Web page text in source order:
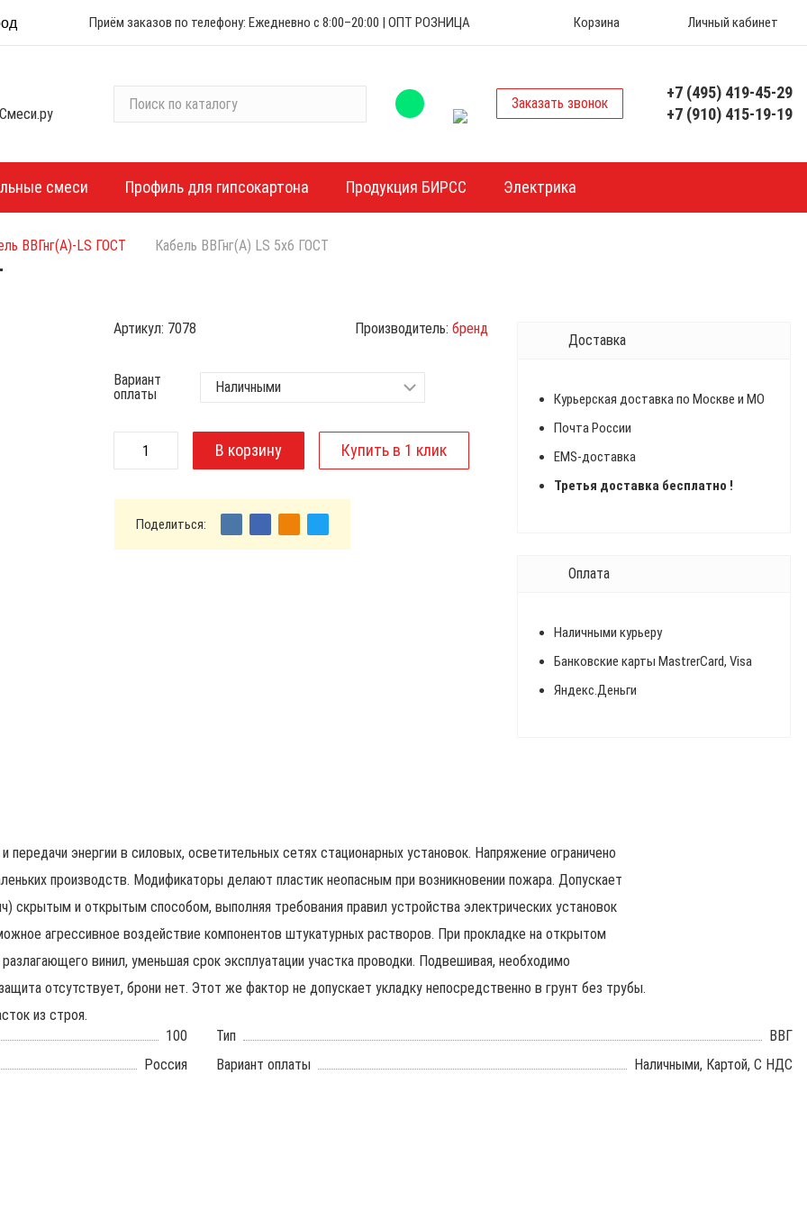
Приём заказов по телефону: Ежедневно с 8:00–20:00 | ОПТ РОЗНИЦА Корзина Личный кабинет
с
к
л
г
у
Заказать звонок
+7 (495) 419-45-29
+7 (910) 415-19-19
смеси Профиль для гипсокартона Продукция БИРСС Электрика
ВВГнг(А)-LS ГОСТ Кабель ВВГнг(А) LS 5х6 ГОСТ
Артикул: 7078 Производитель: бренд
Вариант
оплаты
Поделиться:
Доставка
Курьерская доставка по Москве и МО
Почта России
EMS-доставка
Третья доставка бесплатно !
Оплата
Наличными курьеру
Банковские карты MastrerCard, Visa
Яндекс.Деньги
передачи энергии в силовых, осветительных сетях стационарных установок. Напряжение ограничено
производств. Модификаторы делают пластик неопасным при возникновении пожара. Допускает
скрытым и открытым способом, выполняя требования правил устройства электрических установок
агрессивное воздействие компонентов штукатурных растворов. При прокладке на открытом
винил, уменьшая срок эксплуатации участка проводки. Подвешивая, необходимо
отсутствует, брони нет. Этот же фактор не допускает укладку непосредственно в грунт без трубы.
из строя.
100 Тип
ВВГ
Россия Вариант оплаты Наличными, Картой, С НДС